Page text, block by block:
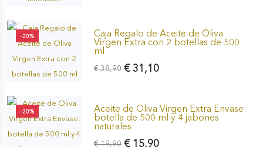
-20% Caja Regalo de Aceite de Oliva
Virgen Extra con 2 botellas de 500
ml
€ 31,10
€ 38,90
-20% Aceite de Oliva Virgen Extra Envase:
botella de 500 ml y 4 jabones
naturales
€ 15,90
€ 19,90